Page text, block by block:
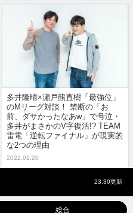
多井隆晴×瀬戸熊直樹「最強位」
のMリーグ対談！ 禁断の「お
前、ダサかったなあw」で号泣・
多井がまさかのV字復活!? TEAM
雷電「逆転ファイナル」が現実的
な2つの理由
2022.01.20
23:30更新
総合